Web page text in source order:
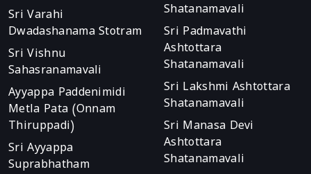
Sri Varahi
Dwadashanama Stotram
Sri Vishnu
Sahasranamavali
Ayyappa Paddenimidi
Metla Pata (Onnam
Thiruppadi)
Sri Ayyappa
Suprabhatham
Shatanamavali
Sri Padmavathi
Ashtottara
Shatanamavali
Sri Lakshmi Ashtottara
Shatanamavali
Sri Manasa Devi
Ashtottara
Shatanamavali